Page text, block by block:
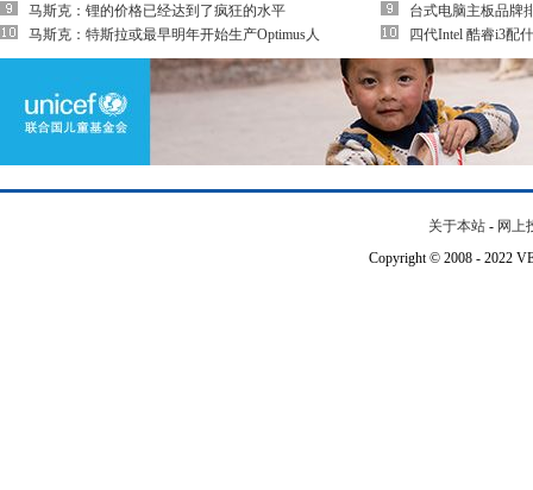
马斯克：锂的价格已经达到了疯狂的水平
马斯克：特斯拉或最早明年开始生产Optimus人
台式电脑主板品牌
四代Intel 酷睿i3配
关于本站 - 网上
Copyright © 2008 - 2022